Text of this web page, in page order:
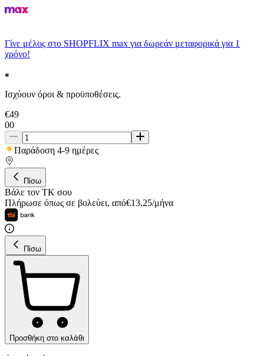
Γίνε μέλος στο SHOPFLIX max για δωρεάν μεταφορικά για 1
χρόνο!
Ισχύουν όροι & προϋποθέσεις.
€49
00
Παράδοση 4-9 ημέρες
Πίσω
Βάλε τον ΤΚ σου
Πλήρωσε όπως σε βολεύει, από€13,25/μήνα
Πίσω
Προσθήκη στο καλάθι